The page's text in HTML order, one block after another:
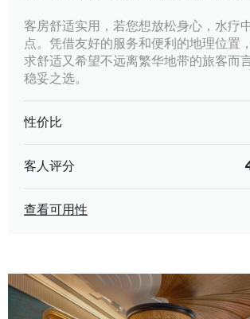
客房舒适实用，若您想放松身心，水疗
点。凭借友好的服务和便利的地理位置
求舒适又希望不远离繁华地带的旅客而
稳妥之选。
性价比
客人评分
查看可用性